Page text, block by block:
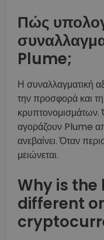
Πώς
Plume;
Η συναλλαγματική
την προσφορά και
κρυπτονομισμάτων.
αγοράζουν Plume
ανεβαίνει. Όταν
μειώνεται.
Why is the
different